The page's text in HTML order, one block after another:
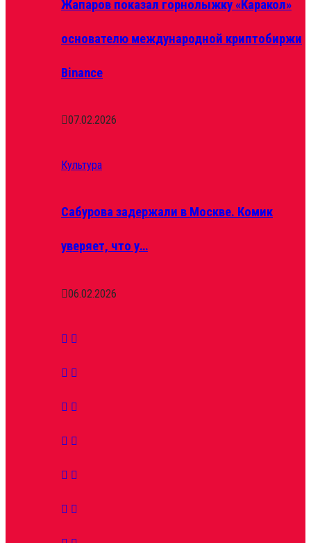
Жапаров показал горнолыжку «Каракол»
основателю международной криптобиржи
Binance
07.02.2026
Культура
Сабурова задержали в Москве. Комик
уверяет, что у…
06.02.2026